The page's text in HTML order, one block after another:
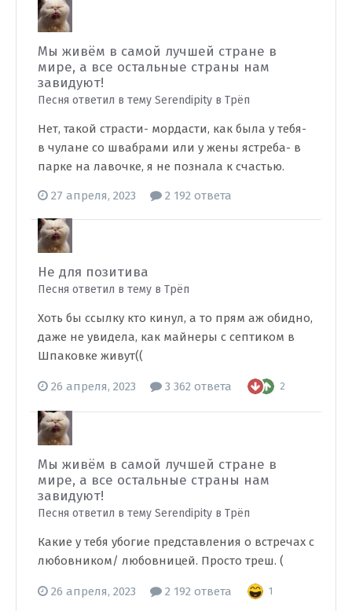
Мы живём в самой лучшей стране в
мире, а все остальные страны нам
завидуют!
Песня ответил в тему Serendipity в Трёп
Нет, такой страсти- мордасти, как была у тебя-
в чулане со швабрами или у жены ястреба- в
парке на лавочке, я не познала к счастью.
27 апреля, 2023 2 192 ответа
Не для позитива
Песня ответил в тему в Трёп
Хоть бы ссылку кто кинул, а то прям аж обидно,
даже не увидела, как майнеры с септиком в
Шпаковке живут((
26 апреля, 2023 3 362 ответа 2
Мы живём в самой лучшей стране в
мире, а все остальные страны нам
завидуют!
Песня ответил в тему Serendipity в Трёп
Какие у тебя убогие представления о встречах с
любовником/ любовницей. Просто треш. (
26 апреля, 2023 2 192 ответа 1